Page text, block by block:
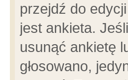
przejdź do
jest ankieta.
usunąć ankietę
głosowano,